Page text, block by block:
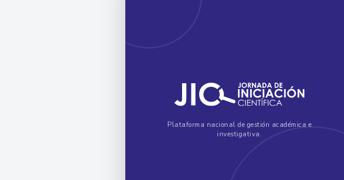
Plataforma nacional de gestión académica e
investigativa.